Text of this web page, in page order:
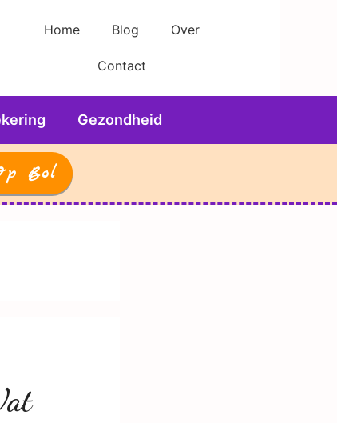
Home Blog Over
Contact
Gezondheid
Bol